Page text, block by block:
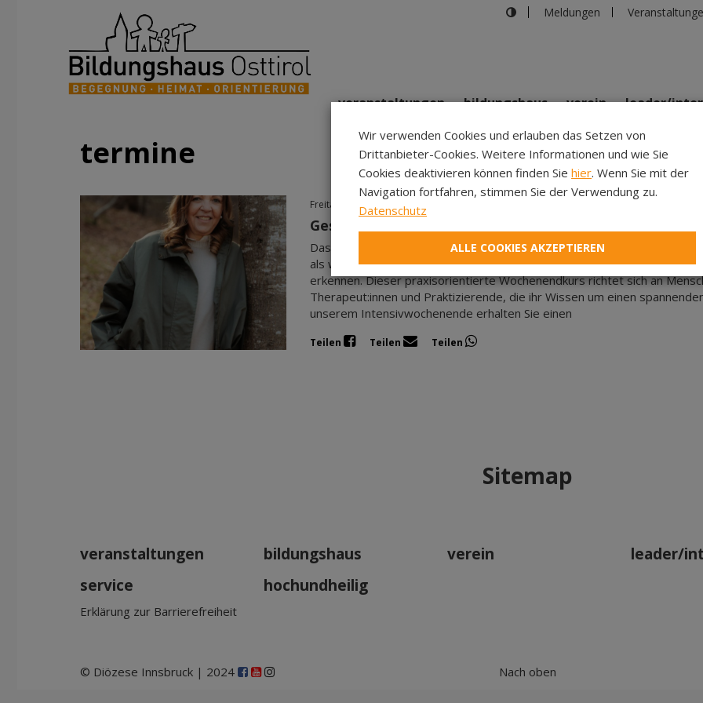
Meldungen
veranstaltungen bildungshaus verein leader/
termine
Freitag, 29.01.2027 | Bildungshaus Osttirol
Gesichtsdiagnostik aus Sicht der TCM - das Gesicht als
Das Gesicht verrät weit mehr als den ersten Eindruck. In der
als wertvolle Methode, um energetische Muster,
erkennen. Dieser praxisorientierte Wochenendkurs richtet sich an
Therapeut:innen und Praktizierende, die ihr Wissen um einen
unserem Intensivwochenende erhalten Sie einen
Teilen Teilen Teilen
Sitemap
veranstaltungen bildungshaus verein leader/
service
Erklärung zur Barrierefreiheit
hochundheilig
© Diözese Innsbruck | 2024 Nach oben
Wir verwenden Cookies und erlauben das Setzen von
Drittanbieter-Cookies. Weitere Informationen und wie Sie
Cookies deaktivieren können finden Sie hier. Wenn Sie mit der
Navigation fortfahren, stimmen Sie der Verwendung zu.
Datenschutz
ALLE COOKIES AKZEPTIEREN